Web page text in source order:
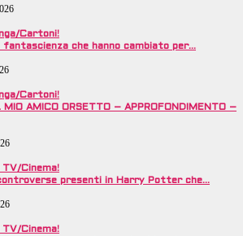
Cartoni!
fantascienza che hanno cambiato per…
Cartoni!
MIO AMICO ORSETTO – APPROFONDIMENTO –
Cinema!
presenti in Harry Potter che…
Cinema!